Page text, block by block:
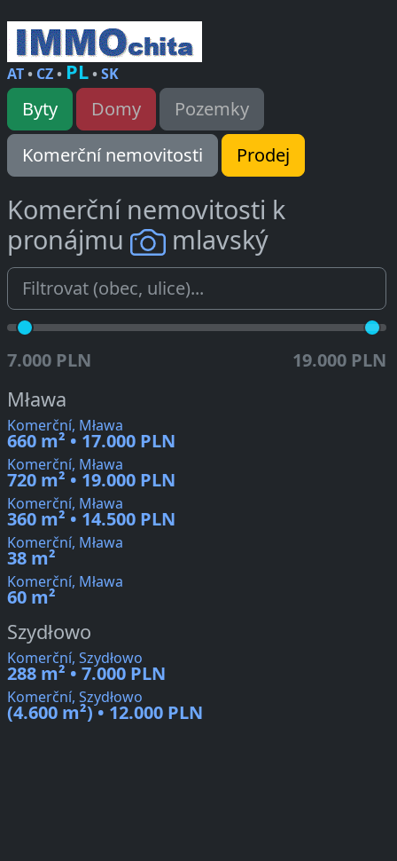
AT• CZ• PL•SK
Byty Domy
Pozemky
Komerční nemovitosti
Prodej
Komerční nemovitosti k
pronájmu
mlavský
7.000 PLN 19.000 PLN
Mława
Komerční, Mława
660 m² • 17.000 PLN
Komerční, Mława
720 m² • 19.000 PLN
Komerční, Mława
360 m² • 14.500 PLN
Komerční, Mława
38 m²
Komerční, Mława
60 m²
Szydłowo
Komerční, Szydłowo
288 m² • 7.000 PLN
Komerční, Szydłowo
(4.600 m²) • 12.000 PLN